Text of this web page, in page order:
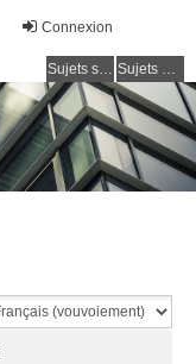
Connexion
Sujets sans réponse Sujets actifs